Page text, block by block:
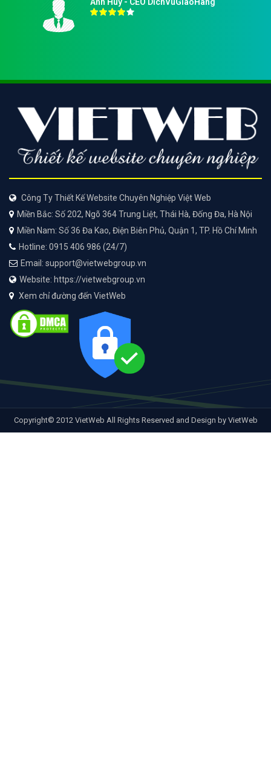
Công Ty Thiết Kế Website Chuyên Nghiệp Việt Web
Miền Bắc: Số 202, Ngõ 364 Trung Liệt, Thái Hà, Đống Đa, Hà Nội
Miền Nam: Số 36 Đa Kao, Điện Biên Phủ, Quận 1, TP. Hồ Chí Minh
Hotline: 0915 406 986 (24/7)
Email: support@vietwebgroup.vn
Website: https://vietwebgroup.vn
Xem chỉ đường đến VietWeb
Copyright© 2012 VietWeb All Rights Reserved and Design by VietWeb